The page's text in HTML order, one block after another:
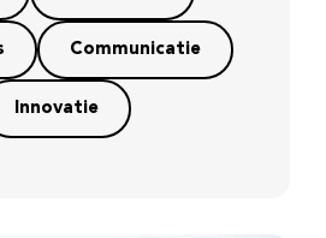
Communicatie
Innovatie